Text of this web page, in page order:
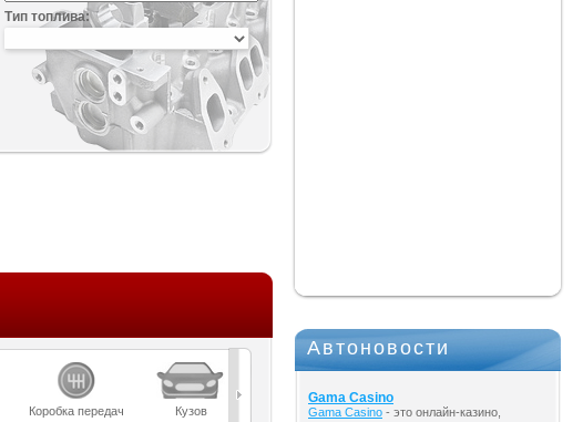
Тип топлива:
Коробка передач Кузов Масла Мост
Автоновости
Gama Casino
Gama Casino - это онлайн-казино,